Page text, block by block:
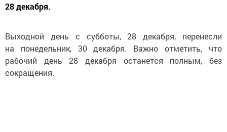
28 декабря.
Выходной день с субботы, 28 декабря, перенесли
на понедельник, 30 декабря. Важно отметить, что
рабочий день 28 декабря останется полным, без
сокращения.